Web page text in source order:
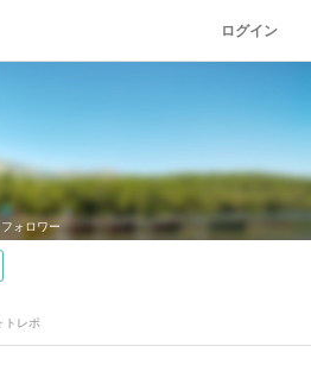
ログイン
フォロワー
トレポ